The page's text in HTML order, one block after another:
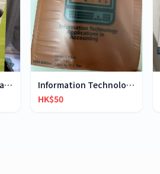
Business economics and financial mathematics
Information Technology Application in Accounting
HK$50